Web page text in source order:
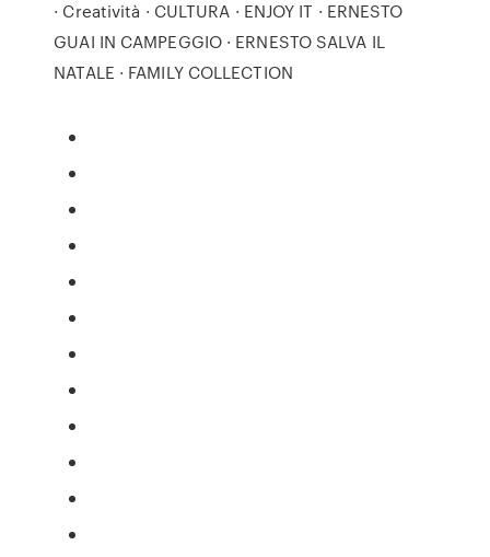
· Creatività · CULTURA · ENJOY IT · ERNESTO
GUAI IN CAMPEGGIO · ERNESTO SALVA IL
NATALE · FAMILY COLLECTION